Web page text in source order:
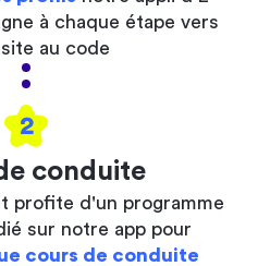
à chaque étape vers
au code
2
conduite
profite d'un programme
sur notre app pour
cours de conduite